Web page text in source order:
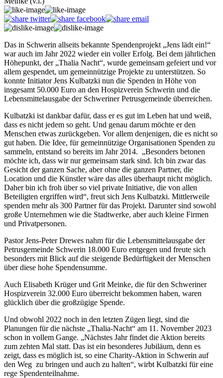
Das in Schwerin allseits bekannte Spendenprojekt „Jens lädt ein!“
war auch im Jahr 2022 wieder ein voller Erfolg. Bei dem jährlichen
Höhepunkt, der „Thalia Nacht“, wurde gemeinsam gefeiert und vor
allem gespendet, um gemeinnützige Projekte zu unterstützen. So
konnte Initiator Jens Kulbatzki nun die Spenden in Höhe von
insgesamt 50.000 Euro an den Hospizverein Schwerin und die
Lebensmittelausgabe der Schweriner Petrusgemeinde überreichen.
Kulbatzki ist dankbar dafür, dass er es gut im Leben hat und weiß,
dass es nicht jedem so geht. Und genau darum möchte er den
Menschen etwas zurückgeben. Vor allem denjenigen, die es nicht so
gut haben. Die Idee, für gemeinnützige Organisationen Spenden zu
sammeln, entstand so bereits im Jahr 2014. „Besonders betonen
möchte ich, dass wir nur gemeinsam stark sind. Ich bin zwar das
Gesicht der ganzen Sache, aber ohne die ganzen Partner, die
Location und die Künstler wäre das alles überhaupt nicht möglich.
Daher bin ich froh über so viel private Initiative, die von allen
Beteiligten ergriffen wird“, freut sich Jens Kulbatzki. Mittlerweile
spenden mehr als 300 Partner für das Projekt. Darunter sind sowohl
große Unternehmen wie die Stadtwerke, aber auch kleine Firmen
und Privatpersonen.
Pastor Jens-Peter Drewes nahm für die Lebensmittelausgabe der
Petrusgemeinde Schwerin 18.000 Euro entgegen und freute sich
besonders mit Blick auf die steigende Bedürftigkeit der Menschen
über diese hohe Spendensumme.
Auch Elisabeth Krüger und Grit Meinke, die für den Schweriner
Hospizverein 32.000 Euro überreicht bekommen haben, waren
glücklich über die großzügige Spende.
Und obwohl 2022 noch in den letzten Zügen liegt, sind die
Planungen für die nächste „Thalia-Nacht“ am 11. November 2023
schon in vollem Gange. „Nächstes Jahr findet die Aktion bereits
zum zehten Mal statt. Das ist ein besonderes Jubiläum, denn es
zeigt, dass es möglich ist, so eine Charity-Aktion in Schwerin auf
den Weg zu bringen und auch zu halten“, wirbt Kulbatzki für eine
rege Spendenteilnahme.